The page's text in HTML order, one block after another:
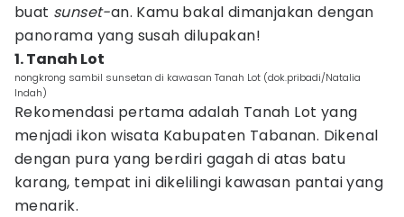
buat sunset-an. Kamu bakal dimanjakan dengan
panorama yang susah dilupakan!
1. Tanah Lot
nongkrong sambil sunsetan di kawasan Tanah Lot (dok.pribadi/Natalia
Indah)
Rekomendasi pertama adalah Tanah Lot yang
menjadi ikon wisata Kabupaten Tabanan. Dikenal
dengan pura yang berdiri gagah di atas batu
karang, tempat ini dikelilingi kawasan pantai yang
menarik.